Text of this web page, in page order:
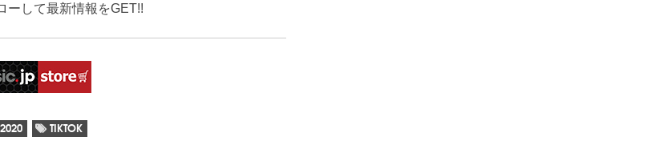
ーして最新情報をGET!!
TIKTOK